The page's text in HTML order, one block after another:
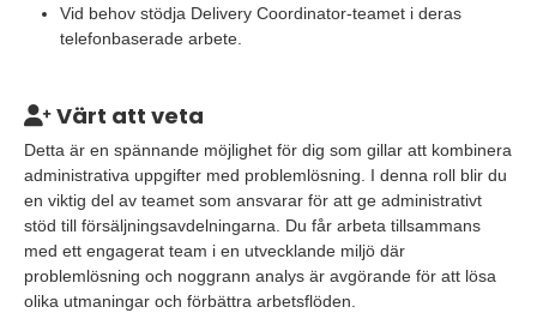
Vid behov stödja Delivery Coordinator-teamet i deras
telefonbaserade arbete.
Värt att veta
Detta är en spännande möjlighet för dig som gillar att kombinera
administrativa uppgifter med problemlösning. I denna roll blir du
en viktig del av teamet som ansvarar för att ge administrativt
stöd till försäljningsavdelningarna. Du får arbeta tillsammans
med ett engagerat team i en utvecklande miljö där
problemlösning och noggrann analys är avgörande för att lösa
olika utmaningar och förbättra arbetsflöden.